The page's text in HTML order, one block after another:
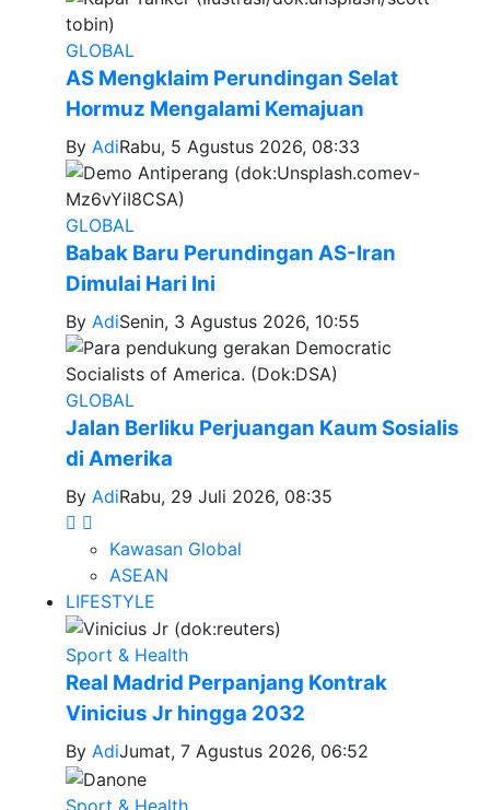
GLOBAL
AS Mengklaim Perundingan Selat
Hormuz Mengalami Kemajuan
By AdiRabu, 5 Agustus 2026, 08:33
GLOBAL
Babak Baru Perundingan AS-Iran
Dimulai Hari Ini
By AdiSenin, 3 Agustus 2026, 10:55
GLOBAL
Jalan Berliku Perjuangan Kaum Sosialis
di Amerika
By AdiRabu, 29 Juli 2026, 08:35
Kawasan Global
ASEAN
LIFESTYLE
Sport & Health
Real Madrid Perpanjang Kontrak
Vinicius Jr hingga 2032
By AdiJumat, 7 Agustus 2026, 06:52
Sport & Health